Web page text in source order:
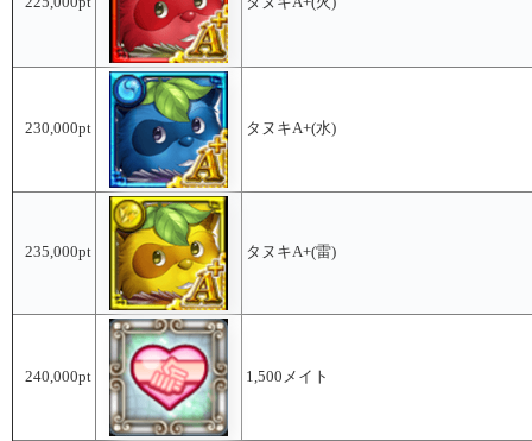
230,000pt タヌキA+(水)
235,000pt タヌキA+(雷)
240,000pt 1,500メイト